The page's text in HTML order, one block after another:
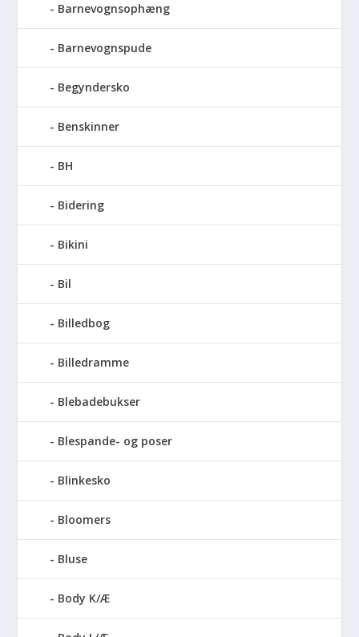
Barnevognsophæng
Barnevognspude
Begyndersko
Benskinner
BH
Bidering
Bikini
Bil
Billedbog
Billedramme
Blebadebukser
Blespande- og poser
Blinkesko
Bloomers
Bluse
Body K/Æ